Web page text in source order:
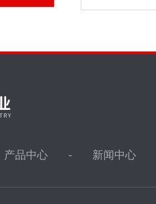
产品中心 新闻中心